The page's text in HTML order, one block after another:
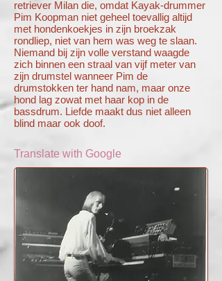
retriever Milan die, omdat Kayak-drummer
Pim Koopman niet geheel toevallig altijd
met hondenkoekjes in zijn broekzak
rondliep, niet van hem was weg te slaan.
Niemand bij zijn volle verstand waagde
zich binnen een straal van vijf meter van
zijn drumstel wanneer Pim de
drumstokken ter hand nam, maar onze
hond lag zowat met haar kop in de
bassdrum. Liefde maakt dus niet alleen
blind maar ook doof.
Translate with Google